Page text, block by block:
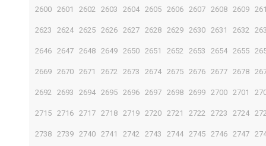
2600 2601 2602 2603 2604 2605 2606 2607 2608 2609
2623 2624 2625 2626 2627 2628 2629 2630 2631 2632
2646 2647 2648 2649 2650 2651 2652 2653 2654 2655
2669 2670 2671 2672 2673 2674 2675 2676 2677 2678
2692 2693 2694 2695 2696 2697 2698 2699 2700 2701
2715 2716 2717 2718 2719 2720 2721 2722 2723 2724
2738 2739 2740 2741 2742 2743 2744 2745 2746 2747